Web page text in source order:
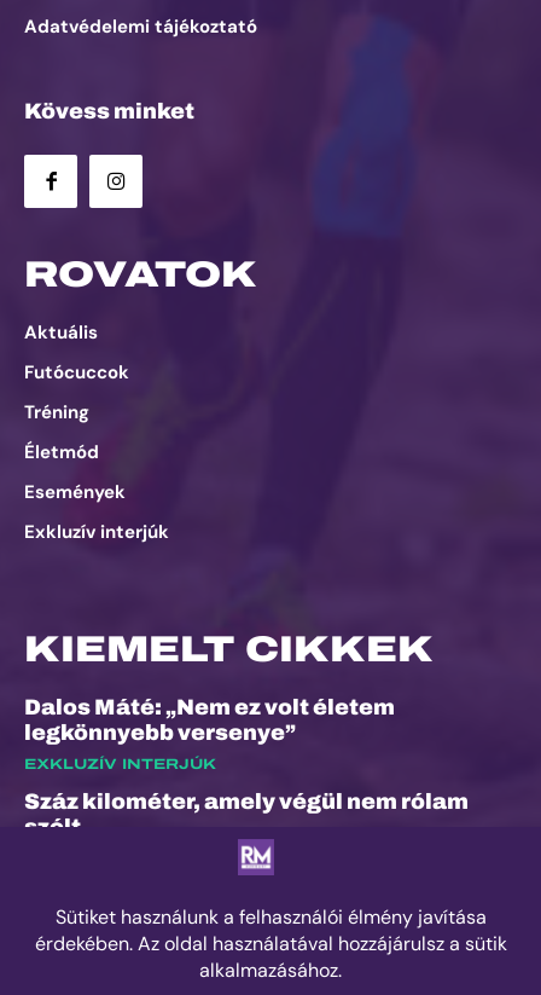
Adatvédelemi tájékoztató
Kövess minket
ROVATOK
Aktuális
Futócuccok
Tréning
Életmód
Események
Exkluzív interjúk
KIEMELT CIKKEK
Dalos Máté: „Nem ez volt életem
legkönnyebb versenye”
EXKLUZÍV INTERJÚK
Száz kilométer, amely végül nem rólam
szólt
fájdalom és a szenvedés nem rossz dolog”
– Interjú Lénárt Krisztiánnal, a Daráló új
pályacsúcstartójával